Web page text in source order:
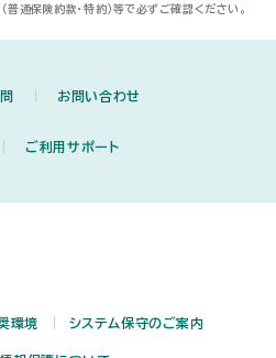
普通保険約款・特約）等で必ずご確認ください。
お問い合わせ
ご利用サポート
環境 システム保守のご案内